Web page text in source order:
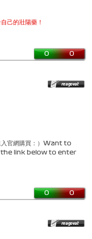
己的壯陽藥！
0 0
入官網購買：）Want to
link below to enter
0 0